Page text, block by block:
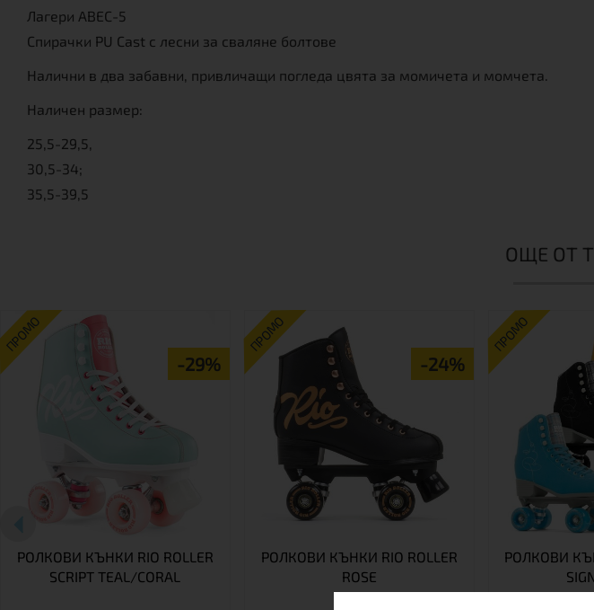
Лагери ABEC-5
Спирачки PU Cast с лесни за сваляне болтове
Налични в два забавни, привличащи погледа цвята за момичета и момчета.
Наличен размер:
25,5-29,5,
30,5-34;
35,5-39,5
ОЩЕ ОТ
ПРОМО
-29%
РОЛКОВИ КЪНКИ RIO ROLLER
SCRIPT TEAL/CORAL
ПРОМО
-24%
РОЛКОВИ КЪНКИ RIO ROLLER
ROSE
ПРОМО
РОЛКОВИ